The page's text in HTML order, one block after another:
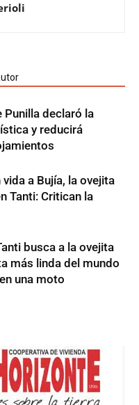
Punilla declaró la
y reducirá
a Bujía, la ovejita
Tanti: Critican la
busca a la ovejita
más linda del mundo
una moto